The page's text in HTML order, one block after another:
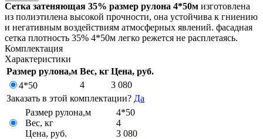
Сетка затеняющая 35% размер рулона 4*50м изготовлена
из полиэтилена высокой прочности, она устойчива к гниению
и негативным воздействиям атмосферных явлений. фасадная
сетка плотность 35% 4*50м легко режется не расплетаясь.
Комплектация
Характеристики
Размер рулона,м Вес, кг Цена, руб.
4*50
4
3 080
Заказать в этой комплектации? Да
Размер рулона,м
Вес, кг
Цена, руб.
4*50
4
3 080